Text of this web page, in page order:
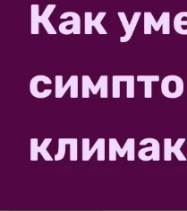
Tiagr
Марина, спасибо!))